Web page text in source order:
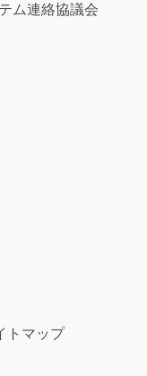
ム連絡協議会
トマップ